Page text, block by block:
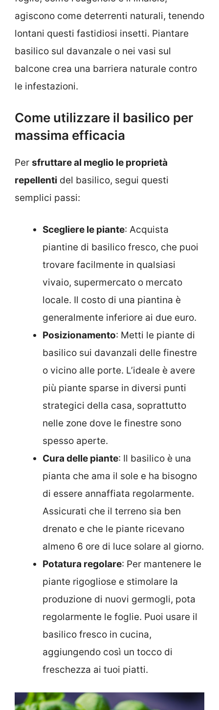
agiscono come deterrenti naturali, tenendo
lontani questi fastidiosi insetti. Piantare
basilico sul davanzale o nei vasi sul
balcone crea una barriera naturale contro
le infestazioni.
Come utilizzare il basilico per
massima efficacia
Per sfruttare al meglio le proprietà
repellenti del basilico, segui questi
semplici passi:
Scegliere le piante: Acquista
piantine di basilico fresco, che puoi
trovare facilmente in qualsiasi
vivaio, supermercato o mercato
locale. Il costo di una piantina è
generalmente inferiore ai due euro.
Posizionamento: Metti le piante di
basilico sui davanzali delle finestre
o vicino alle porte. L’ideale è avere
più piante sparse in diversi punti
strategici della casa, soprattutto
nelle zone dove le finestre sono
spesso aperte.
Cura delle piante: Il basilico è una
pianta che ama il sole e ha bisogno
di essere annaffiata regolarmente.
Assicurati che il terreno sia ben
drenato e che le piante ricevano
almeno 6 ore di luce solare al giorno.
Potatura regolare: Per mantenere le
piante rigogliose e stimolare la
produzione di nuovi germogli, pota
regolarmente le foglie. Puoi usare il
basilico fresco in cucina,
aggiungendo così un tocco di
freschezza ai tuoi piatti.